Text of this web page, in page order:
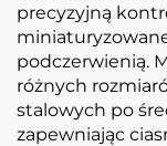
precyzyjną
podczerwienią.
różnych
stalowych po
zapewniając